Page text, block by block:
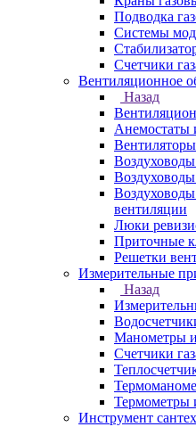
Подводка
Системы
Счетчики
Вентиляционное
Назад
Анемостаты
вентиляции
Люки
Приточные
Решетки
Измерительные
Назад
Манометры
Счетчики
Термометры
Инструмент